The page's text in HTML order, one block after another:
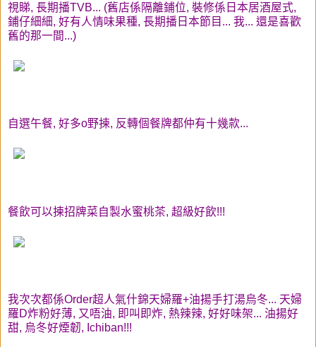
視睇, 長期播TVB... (舊店係隔離鋪位, 裝修係日本居酒屋式,
鋪仔細細, 好有人情味果種, 長期播日本節目... 我... 還是喜歡
舊的那一間...)
自選午餐, 好多o野揀, 反轉個餐牌都仲有十幾款...
餐飲可以揀招牌菜自製水蜜桃茶, 超級好飲!!!
我次次都係Order超人氣什錦天婦羅+油揚手打湯烏冬... 天婦
羅D炸粉好薄, 又唔油, 即叫即炸, 熱辣辣, 好好味架... 油揚好
甜, 烏冬好煙韌, Ichiban!!!